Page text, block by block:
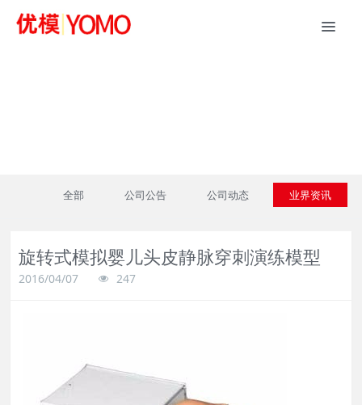
全部 公司公告 公司动态 业界资讯
旋转式模拟婴儿头皮静脉穿刺演练模型
2016/04/07 247